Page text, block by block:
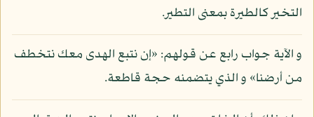
التخير كالطيرة بمعنى التطير.
و الآية جواب رابع عن قولهم: «إن نتبع الهدى معك نتخطف
من أرضنا» و الذي يتضمنه حجة قاطعة.